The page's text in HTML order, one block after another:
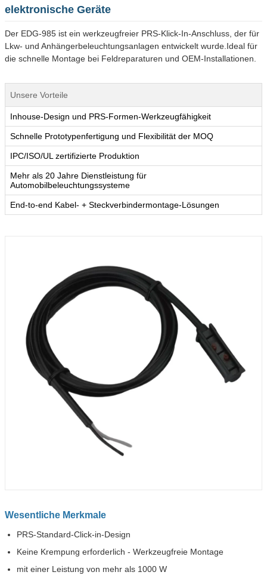
elektronische Geräte
Der EDG-985 ist ein werkzeugfreier PRS-Klick-In-Anschluss, der für
Lkw- und Anhängerbeleuchtungsanlagen entwickelt wurde.Ideal für
die schnelle Montage bei Feldreparaturen und OEM-Installationen.
Unsere Vorteile
Inhouse-Design und PRS-Formen-Werkzeugfähigkeit
Schnelle Prototypenfertigung und Flexibilität der MOQ
IPC/ISO/UL zertifizierte Produktion
Mehr als 20 Jahre Dienstleistung für
Automobilbeleuchtungssysteme
End-to-end Kabel- + Steckverbindermontage-Lösungen
Wesentliche Merkmale
PRS-Standard-Click-in-Design
Keine Krempung erforderlich - Werkzeugfreie Montage
mit einer Leistung von mehr als 1000 W